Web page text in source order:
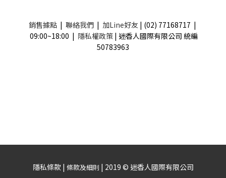
銷售據點| 聯絡我們| 加Line好友 | (02) 77168717 |
09:00~18:00 | 隱私權政策 | 迷香人國際有限公司 統編
50783963
隱私條款 | 條款及細則 | 2019 © 迷香人國際有限公司